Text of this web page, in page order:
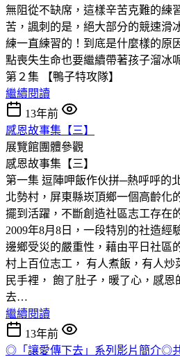
無阻從不缺席，這樣辛苦克難的練
苦，諷刺的是，絕大部分的競速滑
練一直練習的！到底是什麼樣的原
點喪失生命也要繼續帶著孩子溜冰
第２集 【鴨子特攻隊】
繼續閱讀
13年前
感恩故事集【三】
展覽館團體參觀
感恩故事集【三】
第一集 逗陣呷飯作伙拼─熱呼呼的
北勢村，屏東縣崁頂鄉一個高齡化
擺到活躍，不斷創造社區志工存在
2009年8月8日，一段特別的社造經
邊鄉受災的嚴重性，藉由平日社區
村上百位志工， 有人煮飯，有人炒
民手裡， 飽了肚子，暖了心，感
去…
繼續閱讀
13年前
◎「讓愛傳下去」系列影片簡介◎